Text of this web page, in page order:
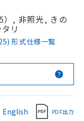
, 非照光, きの
リ
形式仕様一覧
English PDF出力